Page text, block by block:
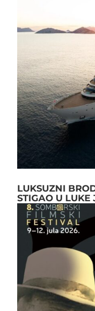
LUKSUZNI
STIGAO U